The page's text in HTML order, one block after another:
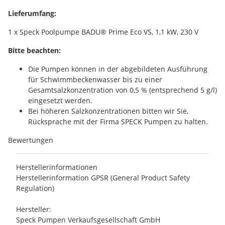
Lieferumfang:
1 x Speck Poolpumpe BADU® Prime Eco VS, 1,1 kW, 230 V
Bitte beachten:
Die Pumpen können in der abgebildeten Ausführung
für Schwimmbeckenwasser bis zu einer
Gesamtsalzkonzentration von 0,5 % (entsprechend 5 g/l)
eingesetzt werden.
Bei höheren Salzkonzentrationen bitten wir Sie,
Rücksprache mit der Firma SPECK Pumpen zu halten.
Bewertungen
Herstellerinformationen
Herstellerinformation GPSR (General Product Safety
Regulation)
Hersteller:
Speck Pumpen Verkaufsgesellschaft GmbH